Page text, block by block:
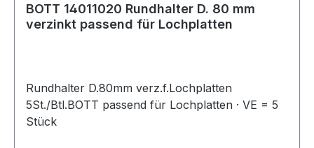
BOTT 14011020 Rundhalter D. 80 mm
verzinkt passend für Lochplatten
Rundhalter D.80mm verz.f.Lochplatten
5St./Btl.BOTT passend für Lochplatten · VE = 5
Stück